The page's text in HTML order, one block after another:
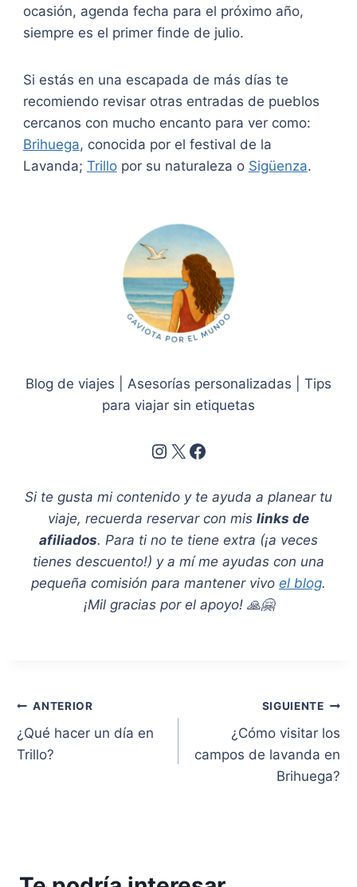
ocasión, agenda fecha para el próximo año,
siempre es el primer finde de julio.
Si estás en una escapada de más días te
recomiendo revisar otras entradas de pueblos
cercanos con mucho encanto para ver como:
Brihuega, conocida por el festival de la
Lavanda; Trillopor su naturaleza o Sigüenza.
Blog de viajes | Asesorías personalizadas | Tips
para viajar sin etiquetas
Instagram X Facebook
Si te gusta mi contenido y te ayuda a planear tu
viaje, recuerda reservar con mis links de
afiliados. Para ti no te tiene extra (¡a veces
tienes descuento!) y a mí me ayudas con una
pequeña comisión para mantener vivo el blog.
¡Mil gracias por el apoyo! 🙏🤗
Navegación
de
ANTERIOR
¿Qué hacer un día en
Trillo?
SIGUIENTE
¿Cómo visitar los
campos de lavanda en
Brihuega?